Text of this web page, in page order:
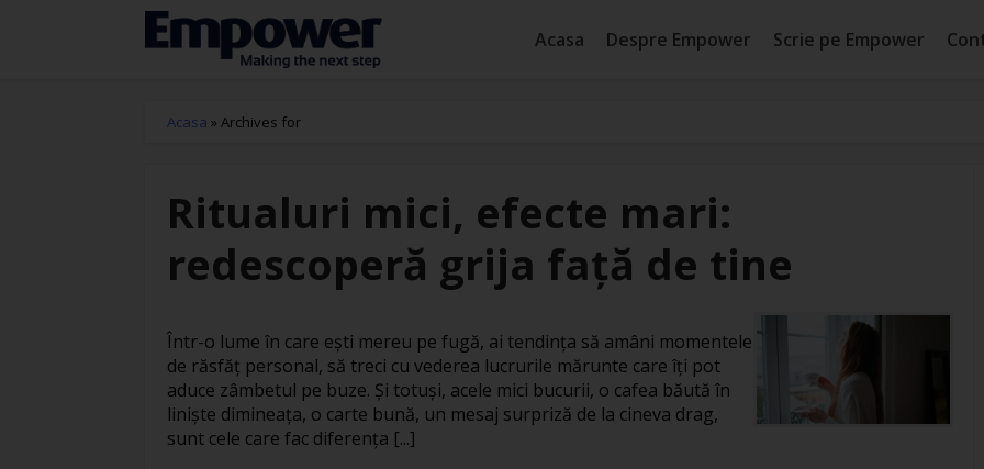
Acasa Despre Empower Scrie pe Empower
Acasa » Archives for
Ritualuri mici, efecte mari:
redescoperă grija față de tine
Într-o lume în care ești mereu pe fugă, ai tendința să amâni momentele
de răsfăț personal, să treci cu vederea lucrurile mărunte care îți pot
aduce zâmbetul pe buze. Și totuși, acele mici bucurii, o cafea băută în
liniște dimineața, o carte bună, un mesaj surpriză de la cineva drag,
sunt cele care fac diferența [...]